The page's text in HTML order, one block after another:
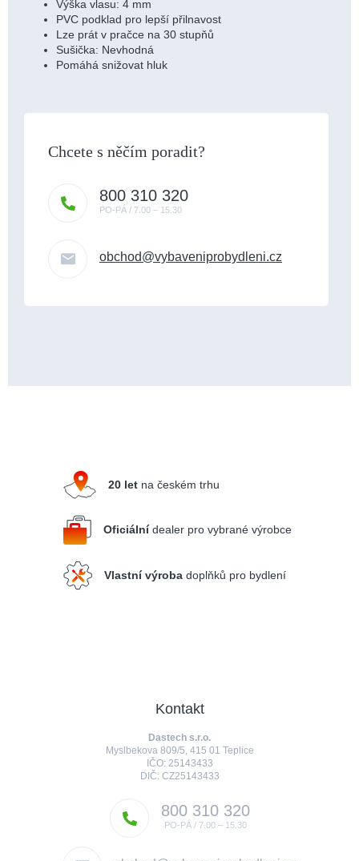
Výška vlasu: 4 mm
PVC podklad pro lepší přilnavost
Lze prát v pračce na 30 stupňů
Sušička: Nevhodná
Pomáhá snižovat hluk
obchod@vybaveniprobydleni.cz
800 310 320
20 let na českém trhu
Oficiálnídealer pro vybrané výrobce
Vlastní výroba doplňků pro bydlení
Kontakt
Dastech s.r.o.
Myslbekova 809/5, 415 01 Teplice
IČO: 25143433
DIČ: CZ25143433
800 310 320